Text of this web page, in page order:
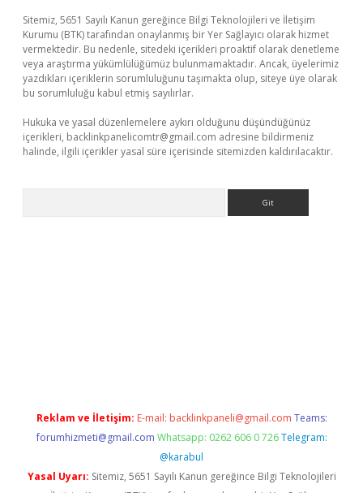
Sitemiz, 5651 Sayılı Kanun gereğince Bilgi Teknolojileri ve İletişim
Kurumu (BTK) tarafından onaylanmış bir Yer Sağlayıcı olarak hizmet
vermektedir. Bu nedenle, sitedeki içerikleri proaktif olarak denetleme
veya araştırma yükümlülüğümüz bulunmamaktadır. Ancak, üyelerimiz
yazdıkları içeriklerin sorumluluğunu taşımakta olup, siteye üye olarak
bu sorumluluğu kabul etmiş sayılırlar.
Hukuka ve yasal düzenlemelere aykırı olduğunu düşündüğünüz
içerikleri, backlinkpanelicomtr@gmail.com adresine bildirmeniz
halinde, ilgili içerikler yasal süre içerisinde sitemizden kaldırılacaktır.
Reklam ve İletişim: E-mail: backlinkpaneli@gmail.com Teams:
forumhizmeti@gmail.com Whatsapp: 0262 606 0 726 Telegram:
@karabul
Yasal Uyarı: Sitemiz, 5651 Sayılı Kanun gereğince Bilgi Teknolojileri